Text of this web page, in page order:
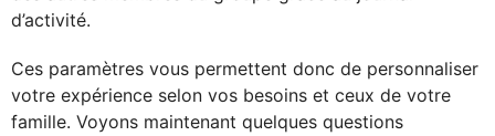
d’activité.
Ces paramètres vous permettent donc de personnaliser
votre expérience selon vos besoins et ceux de votre
famille. Voyons maintenant quelques questions